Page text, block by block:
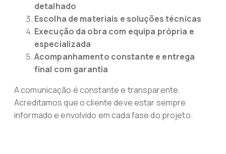
detalhado
Escolha de materiais e soluções técnicas
Execução da obra com equipa própria e
especializada
Acompanhamento constante e entrega
final com garantia
A comunicação é constante e transparente.
Acreditamos que o cliente deve estar sempre
informado e envolvido em cada fase do projeto.